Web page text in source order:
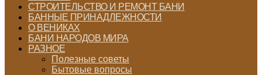
СТРОИТЕЛЬСТВО И РЕМОНТ БАНИ
БАННЫЕ ПРИНАДЛЕЖНОСТИ
О ВЕНИКАХ
БАНИ НАРОДОВ МИРА
РАЗНОЕ
Полезные советы
Бытовые вопросы